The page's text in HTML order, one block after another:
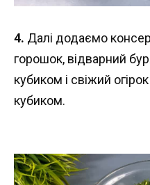
4. Далі додаємо
горошок, відварний
кубиком і свіжий
кубиком.